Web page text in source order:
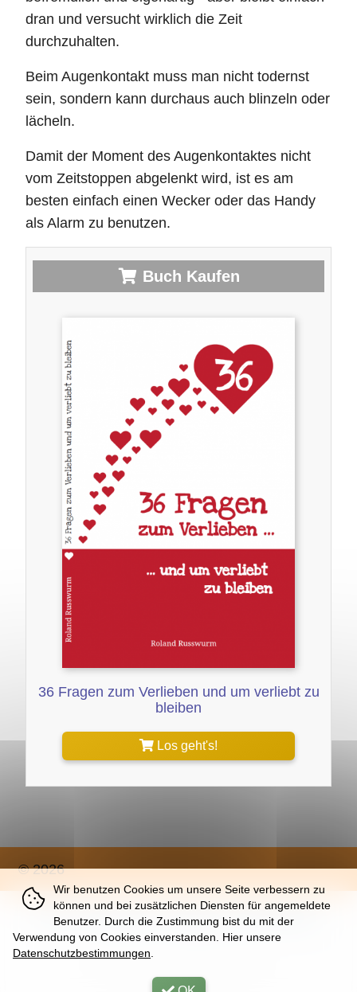
dran und versucht wirklich die Zeit
durchzuhalten.
Beim Augenkontakt muss man nicht todernst
sein, sondern kann durchaus auch blinzeln oder
lächeln.
Damit der Moment des Augenkontaktes nicht
vom Zeitstoppen abgelenkt wird, ist es am
besten einfach einen Wecker oder das Handy
als Alarm zu benutzen.
Buch Kaufen
36 Fragen zum Verlieben und um verliebt zu
bleiben
Los geht's!
© 2026
Über | Impressum | Nutzung | Datenschutz
Sun, 09. Aug 2026 |
Wir benutzen Cookies um unsere Seite verbessern zu
können und bei zusätzlichen Diensten für angemeldete
Benutzer. Durch die Zustimmung bist du mit der
Verwendung von Cookies einverstanden. Hier unsere
Datenschutzbestimmungen